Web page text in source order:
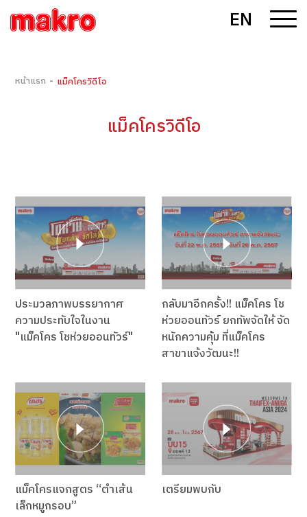
EN
หน้าแรก - แม็คโครวิดีโอ
แม็คโครวิดีโอ
ประมวลภาพบรรยากาศ
ความประทับใจในงาน
"แม็คโคร โชห่วยออนทัวร์"
กลับมาอีกครั้ง!! แม็คโคร โช
ห่วยออนทัวร์ ยกทัพจัดให้ จัด
หนักความคุ้ม ที่แม็คโคร
สาขาแจ้งวัฒนะ!!
แม็คโครแจกสูตร “ตำเส้น
เล็กหมูกรอบ”
เตรียมพบกับ